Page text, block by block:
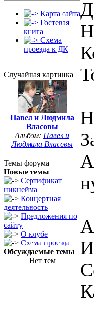
Карта сайта
Гостевая
книга
Схема
проезда к ДК
Случайная картинка
Павел и Людмила
Власовы
Альбом: Павел и
Людмила Власовы
Темы форума
Новые темы
Сертификат
никнейма
Концертная
деятельность
Предложения по
сайту
О клубе
Схема проезда
Обсуждаемые темы
Нет тем